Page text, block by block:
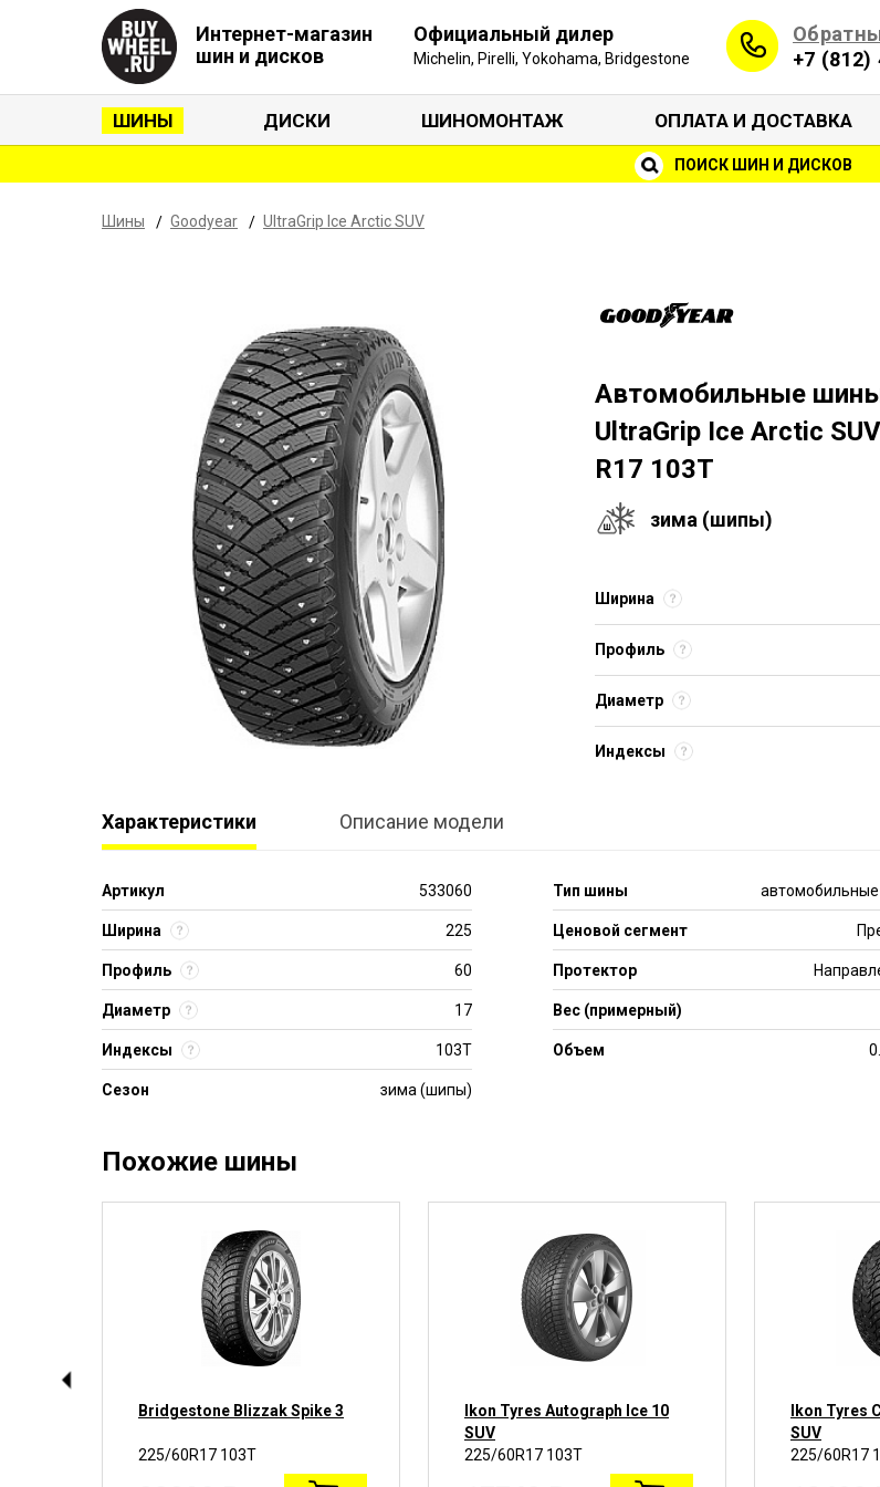
Интернет-магазин
шин и дисков
Официальный дилер
Michelin, Pirelli, Yokohama, Bridgestone
+7 (812)
ШИНЫ ДИСКИ ШИНОМОНТАЖ ОПЛАТА И ДОСТАВКА
ПОИСК ШИН И ДИСКОВ
Шины Goodyear UltraGrip Ice Arctic SUV
Автомобильные
UltraGrip Ice Arctic
R17 103T
зима (шипы)
Ширина
Профиль
Диаметр
Индексы
Характеристики Описание модели
Артикул 533060
Ширина 225
Профиль 60
Диаметр 17
Индексы 103T
Сезон зима (шипы)
Тип шины
Ценовой сегмент
Протектор
Вес (примерный)
Объем
Похожие шины
Bridgestone Blizzak Spike 3
225/60R17 103T
Ikon Tyres Autograph Ice 10
SUV
225/60R17 103T
Ikon Tyres
SUV
225/60R17